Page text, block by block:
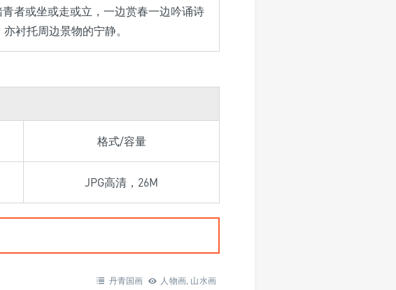
者或坐或走或立，一边赏春一边吟诵诗
衬托周边景物的宁静。
格式/容量
JPG高清，26M
人物画, 山水画
丹青国画